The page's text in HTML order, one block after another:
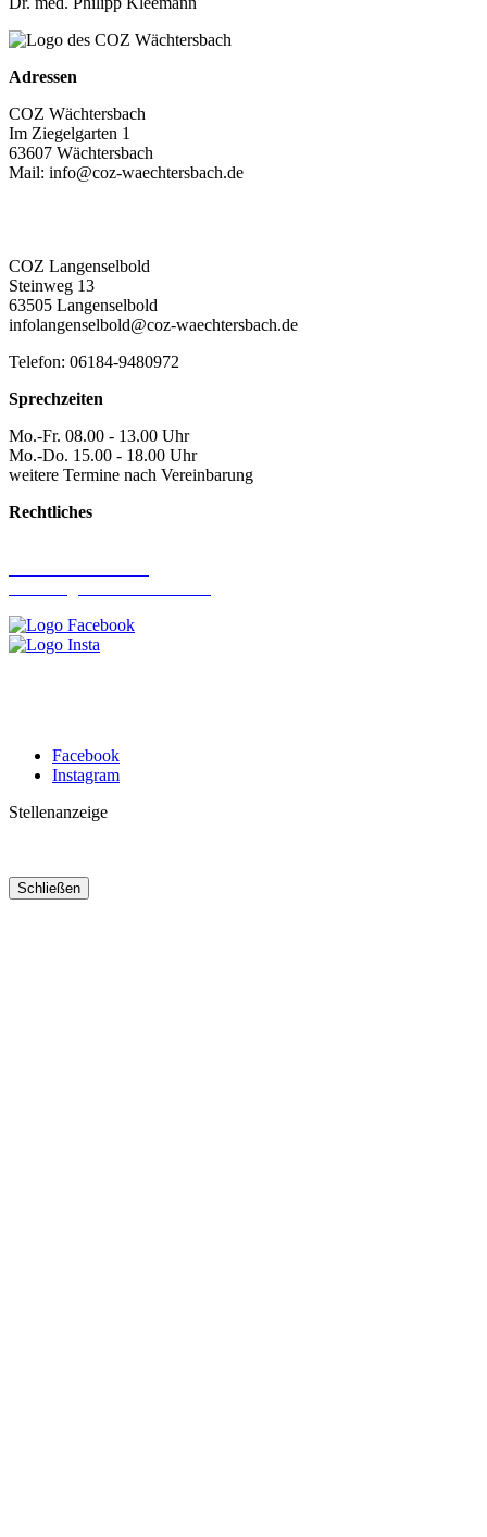
Adressen
COZ Wächtersbach
Im Ziegelgarten 1
63607 Wächtersbach
Mail: info@coz-waechtersbach.de
COZ Langenselbold
Steinweg 13
63505 Langenselbold
infolangenselbold@coz-waechtersbach.de
Telefon: 06184-9480972
Sprechzeiten
Mo.-Fr. 08.00 - 13.00 Uhr
Mo.-Do. 15.00 - 18.00 Uhr
weitere Termine nach Vereinbarung
Rechtliches
Facebook
Instagram
Stellenanzeige
Schließen